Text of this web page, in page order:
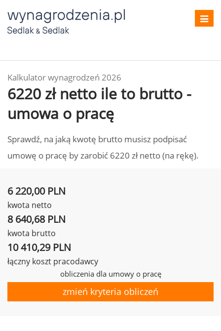
Kalkulator wynagrodzeń 2026
6220 zł netto ile to brutto -
umowa o pracę
Sprawdź, na jaką kwotę brutto musisz podpisać
umowę o pracę by zarobić 6220 zł netto (na rękę).
6 220,00 PLN
kwota netto
8 640,68 PLN
kwota brutto
10 410,29 PLN
łączny koszt pracodawcy
obliczenia dla umowy o pracę
zmień kryteria obliczeń